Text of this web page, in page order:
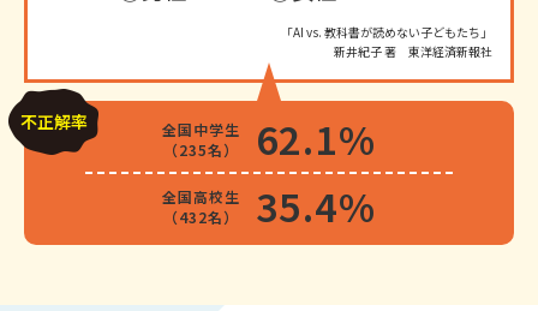
「AI vs. 教科書が読めない子どもたち」
新井紀子 著 東洋経済新報社
不正解率
全国中学生
（235名）
62.1%
全国高校生
（432名）
35.4%